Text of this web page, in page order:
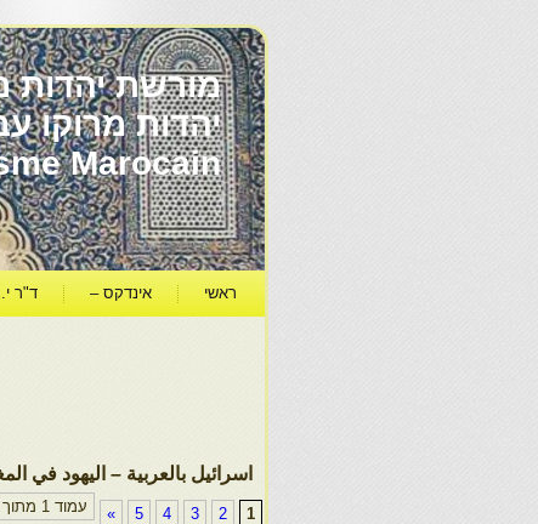
מורשת יהדות
Marocain
ראשי אינדקס – ד"ר י.
اسرائيل بالعربية – اليهود في
עמוד 1 מתוך 5 1
2
3
4
5
»